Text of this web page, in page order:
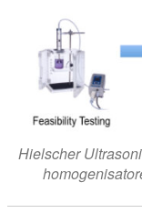
Hielscher